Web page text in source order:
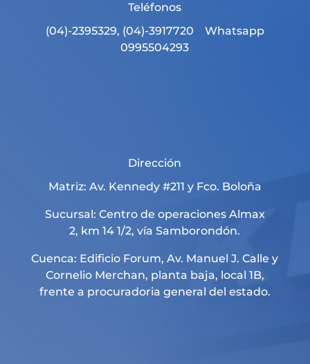
Teléfonos
(04)-2395329, (04)-3917720 Whatsapp
0995504293
Dirección
Matriz: Av. Kennedy #211 y Fco. Boloña
Sucursal: Centro de operaciones Almax
2, km 14 1/2, vía Samborondón.
Cuenca: Edificio Forum, Av. Manuel J. Calle y
Cornelio Merchan, planta baja, local 1B,
frente a procuradoria general del estado.